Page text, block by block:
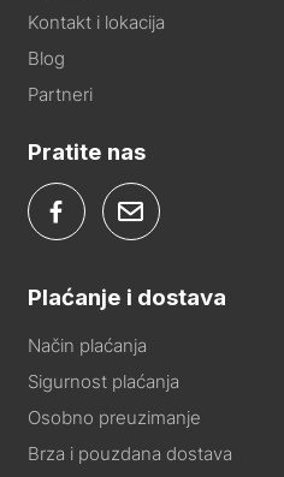
Kontakt i lokacija
Blog
Partneri
Pratite nas
Plaćanje i dostava
Način plaćanja
Sigurnost plaćanja
Osobno preuzimanje
Brza i pouzdana dostava